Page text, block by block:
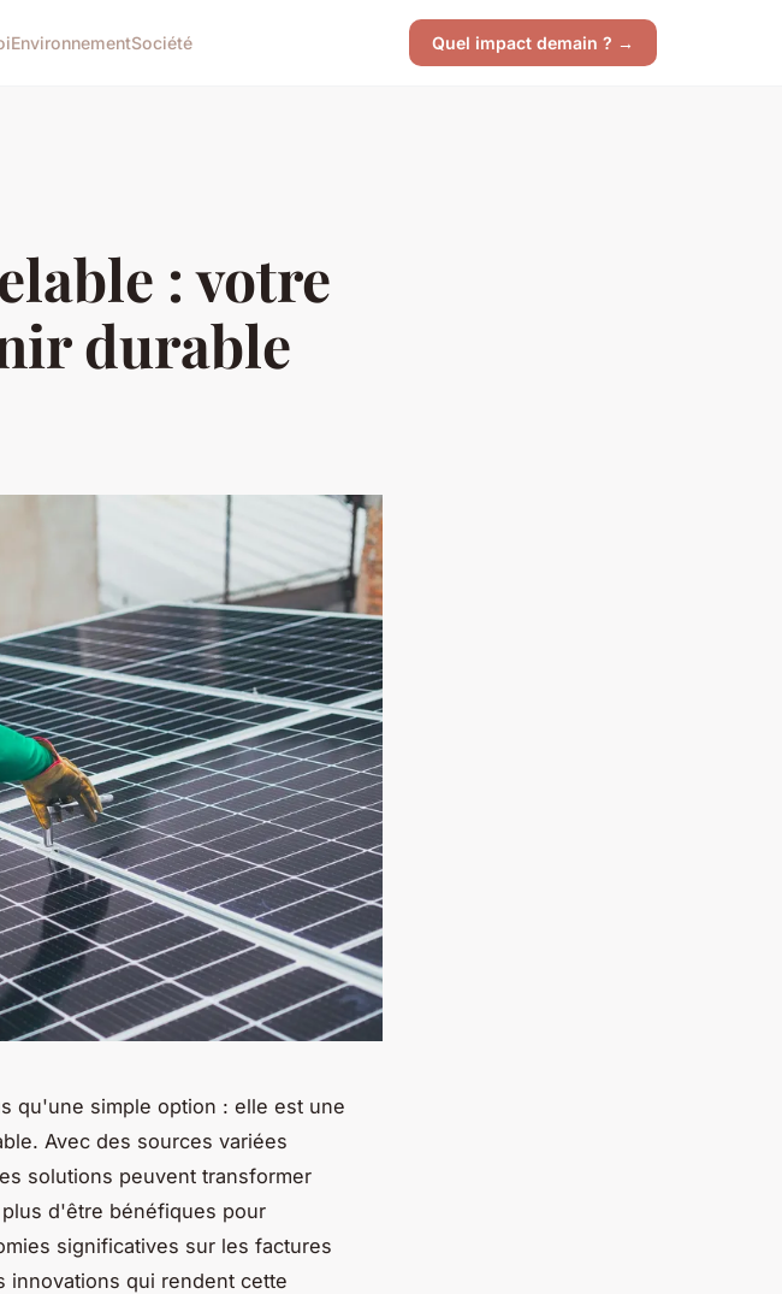
EnvironnementSociété Quel impact demain ? →
: votre
durable
qu'une simple option : elle est une
Avec des sources variées
solutions peuvent transformer
d'être bénéfiques pour
significatives sur les factures
innovations qui rendent cette